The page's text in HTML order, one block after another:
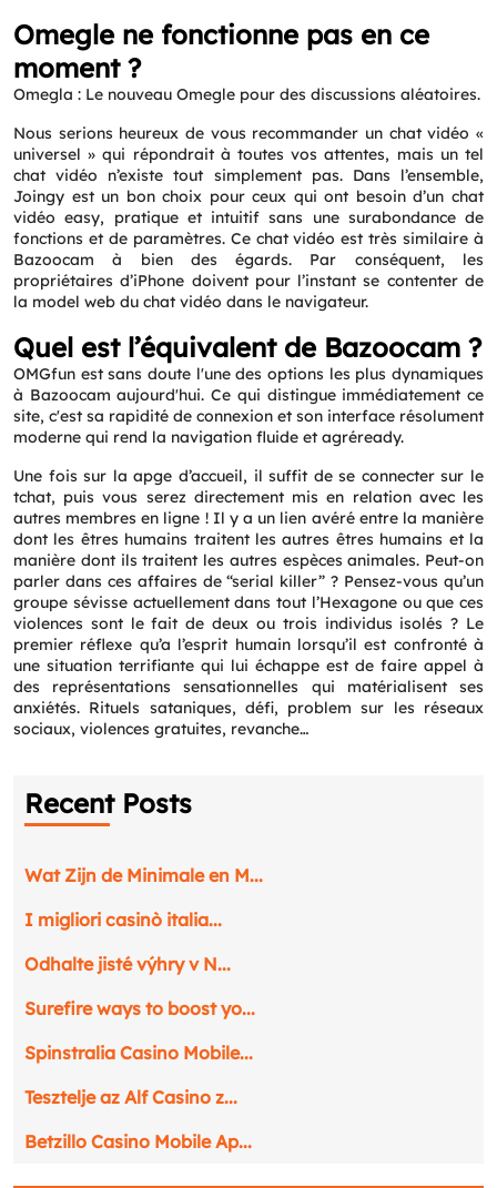
Omegle ne fonctionne pas en ce
moment ?
Omegla : Le nouveau Omegle pour des discussions aléatoires.
Nous serions heureux de vous recommander un chat vidéo «
universel » qui répondrait à toutes vos attentes, mais un tel
chat vidéo n’existe tout simplement pas. Dans l’ensemble,
Joingy est un bon choix pour ceux qui ont besoin d’un chat
vidéo easy, pratique et intuitif sans une surabondance de
fonctions et de paramètres. Ce chat vidéo est très similaire à
Bazoocam à bien des égards. Par conséquent, les
propriétaires d’iPhone doivent pour l’instant se contenter de
la model web du chat vidéo dans le navigateur.
Quel est l’équivalent de Bazoocam ?
OMGfun est sans doute l'une des options les plus dynamiques
à Bazoocam aujourd'hui. Ce qui distingue immédiatement ce
site, c'est sa rapidité de connexion et son interface résolument
moderne qui rend la navigation fluide et agréready.
Une fois sur la apge d’accueil, il suffit de se connecter sur le
tchat, puis vous serez directement mis en relation avec les
autres membres en ligne ! Il y a un lien avéré entre la manière
dont les êtres humains traitent les autres êtres humains et la
manière dont ils traitent les autres espèces animales. Peut-on
parler dans ces affaires de “serial killer” ? Pensez-vous qu’un
groupe sévisse actuellement dans tout l’Hexagone ou que ces
violences sont le fait de deux ou trois individus isolés ? Le
premier réflexe qu’a l’esprit humain lorsqu’il est confronté à
une situation terrifiante qui lui échappe est de faire appel à
des représentations sensationnelles qui matérialisent ses
anxiétés. Rituels sataniques, défi, problem sur les réseaux
sociaux, violences gratuites, revanche…
Recent Posts
Wat Zijn de Minimale en M...
I migliori casinò italia...
Odhalte jisté výhry v N...
Surefire ways to boost yo...
Spinstralia Casino Mobile...
Tesztelje az Alf Casino z...
Betzillo Casino Mobile Ap...